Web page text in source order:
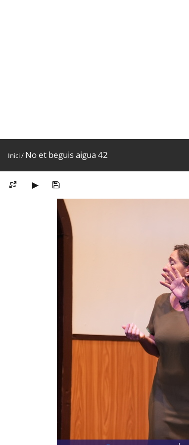
Inici/ No et beguis aigua 42